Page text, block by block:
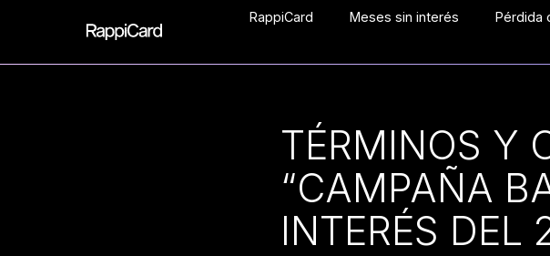
RappiCard Meses sin interés Pérdida
TÉRMINOS Y
“CAMPAÑA
INTERÉS DEL